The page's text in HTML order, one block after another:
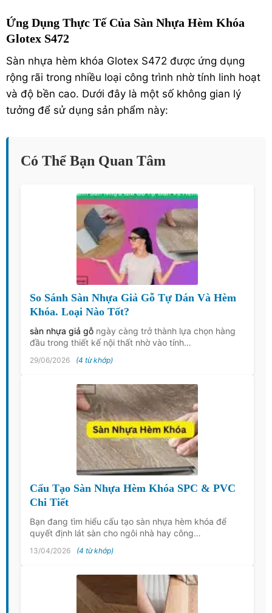
Ứng Dụng Thực Tế Của Sàn Nhựa Hèm Khóa
Glotex S472
Sàn nhựa hèm khóa Glotex S472 được ứng dụng
rộng rãi trong nhiều loại công trình nhờ tính linh hoạt
và độ bền cao. Dưới đây là một số không gian lý
tưởng để sử dụng sản phẩm này:
Có Thể Bạn Quan Tâm
So Sánh Sàn Nhựa Giả Gỗ Tự Dán Và Hèm
Khóa. Loại Nào Tốt?
sàn nhựa giả gỗ ngày càng trở thành lựa chọn hàng
đầu trong thiết kế nội thất nhờ vào tính…
29/06/2026 (4 từ khớp)
Cấu Tạo Sàn Nhựa Hèm Khóa SPC & PVC
Chi Tiết
Bạn đang tìm hiểu cấu tạo sàn nhựa hèm khóa để
quyết định lát sàn cho ngôi nhà hay công…
13/04/2026 (4 từ khớp)